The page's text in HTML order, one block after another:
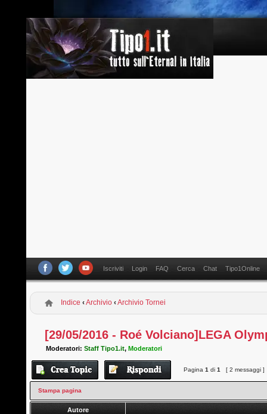
Iscriviti Login FAQ Cerca Chat Tipo1Online
Indice ‹Archivio ‹Archivio Tornei
[29/05/2016 - Roé Volciano]LEGA
Moderatori:Staff Tipo1.it,Moderatori
Pagina1 di1 [ 2 messaggi ]
Stampa pagina
Autore